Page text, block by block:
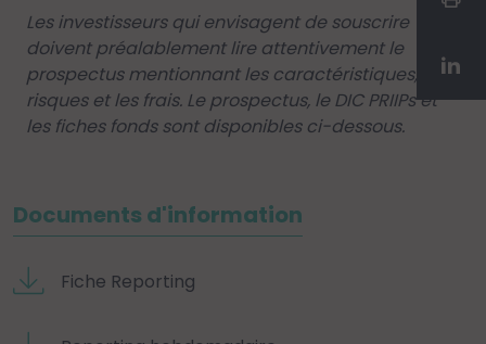
Les investisseurs qui envisagent de souscrire
doivent préalablement lire attentivement le
prospectus mentionnant les caractéristiques, les
risques et les frais. Le prospectus, le DIC PRIIPs et
les fiches fonds sont disponibles ci-dessous.
Documents d'information
Fiche Reporting